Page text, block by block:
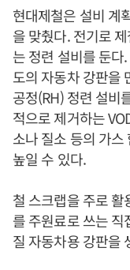
현대제철은 설비 계
을 맞췄다. 전기로
는 정련 설비를 둔
도의 자동차 강판을
공정(RH) 정련 설비
적으로 제거하는
소나 질소 등의 가
높일 수 있다.
철 스크랩을 주로 활
를 주원료로 쓰는
질 자동차용 강판을